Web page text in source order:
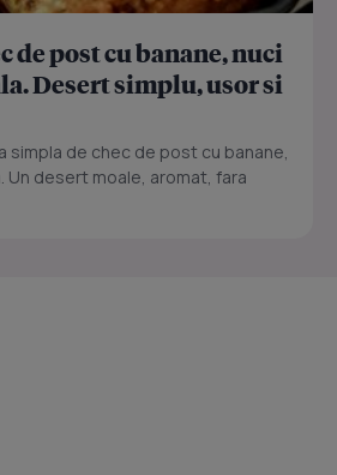
de post cu banane, nuci
Desert simplu, usor si
simpla de chec de post cu banane,
Un desert moale, aromat, fara